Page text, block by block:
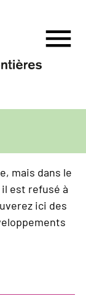
menu
mais dans le
est refusé à
ici des